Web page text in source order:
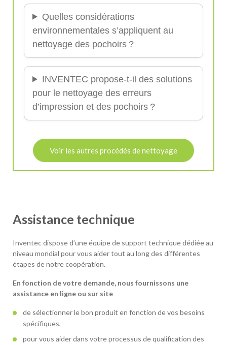
Quelles considérations
environnementales s’appliquent au
nettoyage des pochoirs ?
INVENTEC propose-t-il des solutions
pour le nettoyage des erreurs
d’impression et des pochoirs ?
Voir les autres procédés de nettoyage
Assistance technique
Inventec dispose d’une équipe de support technique dédiée au
niveau mondial pour vous aider tout au long des différentes
étapes de notre coopération.
En fonction de votre demande, nous fournissons une
assistance en ligne ou sur site
de sélectionner le bon produit en fonction de vos besoins
spécifiques,
pour vous aider dans votre processus de qualification des